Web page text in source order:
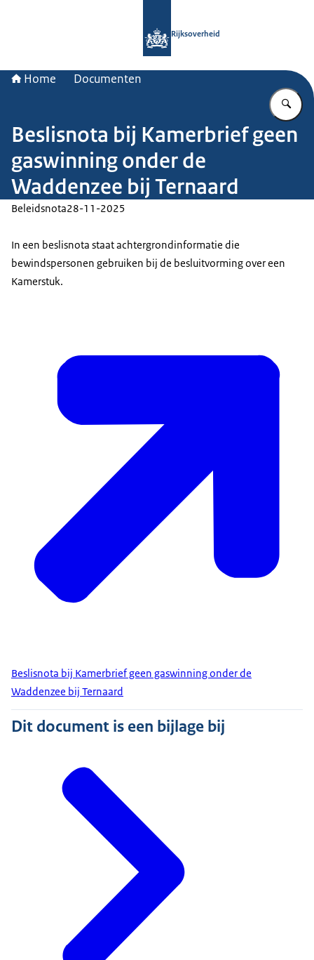
Rijksoverheid
Home Documenten
Beslisnota bij Kamerbrief geen
gaswinning onder de
Waddenzee bij Ternaard
Beleidsnota28-11-2025
In een beslisnota staat achtergrondinformatie die
bewindspersonen gebruiken bij de besluitvorming over een
Kamerstuk.
Beslisnota bij Kamerbrief geen gaswinning onder de
Waddenzee bij Ternaard
Dit document is een bijlage bij